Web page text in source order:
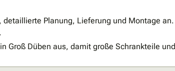
Planung, Lieferung und Montage
Groß Düben aus, damit große Schrankteile